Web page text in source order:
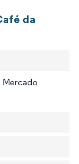
da
Mercado